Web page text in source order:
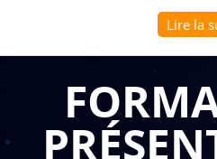
peut ainsi s'avérer très utile.
Tout d'abord, cette formation
les différentes branches du
droit social, etc.) et les
Elle permet également de
Lire la